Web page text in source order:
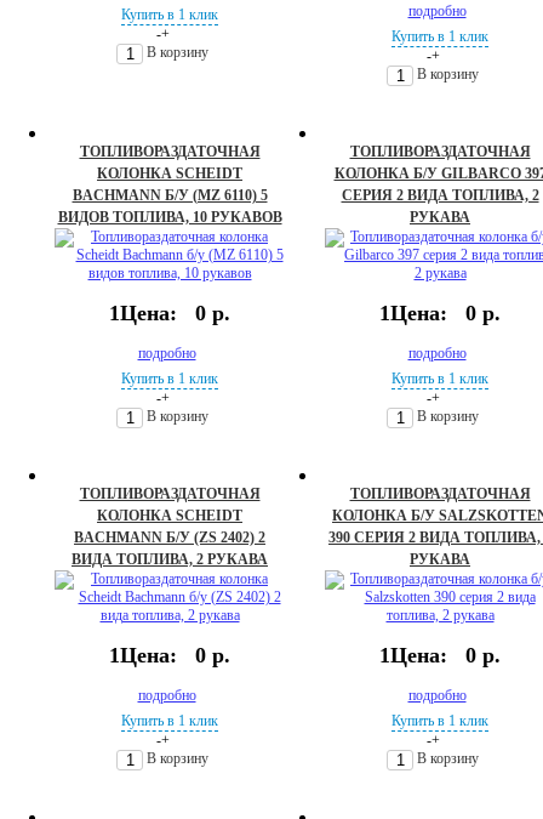
Купить в 1 клик
-+
В корзину
подробно
Купить в 1 клик
-+
В корзину
ТОПЛИВОРАЗДАТОЧНАЯ
КОЛОНКА SCHEIDT
BACHMANN Б/У (MZ 6110) 5
ВИДОВ ТОПЛИВА, 10 РУКАВОВ
1Цена: 0 р.
подробно
Купить в 1 клик
-+
В корзину
ТОПЛИВОРАЗДАТОЧНАЯ
КОЛОНКА Б/У GILBARCO
СЕРИЯ 2 ВИДА ТОПЛИВА, 2
РУКАВА
1Цена: 0 р.
подробно
Купить в 1 клик
-+
В корзину
ТОПЛИВОРАЗДАТОЧНАЯ
КОЛОНКА SCHEIDT
BACHMANN Б/У (ZS 2402) 2
ВИДА ТОПЛИВА, 2 РУКАВА
1Цена: 0 р.
подробно
Купить в 1 клик
-+
В корзину
ТОПЛИВОРАЗДАТОЧНАЯ
КОЛОНКА Б/У
390 СЕРИЯ 2 ВИДА ТОПЛИВА,
РУКАВА
1Цена: 0 р.
подробно
Купить в 1 клик
-+
В корзину